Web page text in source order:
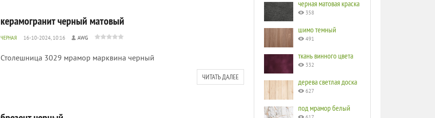
керамогранит черный матовый
ЧЕРНАЯ 16-10-2024, 10:16 AWG
Столешница 3029 мрамор марквина черный
ЧИТАТЬ ДАЛЕЕ
черная матовая краска
358
шимо темный
491
ткань винного цвета
332
дерева светлая доска
627
под мрамор белый